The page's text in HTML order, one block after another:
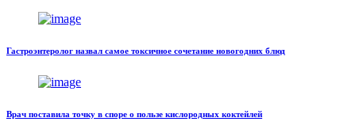
Гастроэнтеролог назвал самое токсичное сочетание новогодних блюд
Врач поставила точку в споре о пользе кислородных коктейлей